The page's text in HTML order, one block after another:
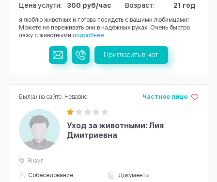
Цена услуги: 300 руб/час Возраст: 21 год
я люблю животных и готова посидеть с вашими любимцами!
Можете не переживать они в надёжных руках. Очень быстро
лажу с животными подробнее
Пригласить в чат
Уход за животными: Лия
Дмитриевна
Собеседование
Документы
Частное лицо
Янаул
Был(а) на сайте: Недавно